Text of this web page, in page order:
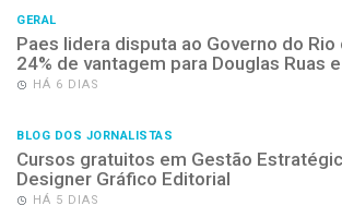
GERAL
Paes lidera disputa ao Governo do Rio
24% de vantagem para Douglas Ruas
HÁ 6 DIAS
BLOG DOS JORNALISTAS
Cursos gratuitos em Gestão
Designer Gráfico Editorial
HÁ 5 DIAS